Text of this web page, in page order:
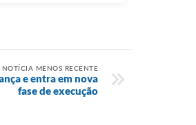
NOTÍCIA MENOS RECENTE
e entra em nova
fase de execução